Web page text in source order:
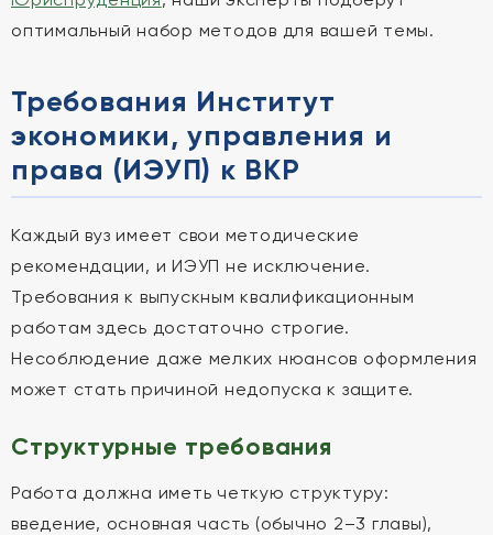
оптимальный набор методов для вашей темы.
Требования Институт
экономики, управления и
права (ИЭУП) к ВКР
Каждый вуз имеет свои методические
рекомендации, и ИЭУП не исключение.
Требования к выпускным квалификационным
работам здесь достаточно строгие.
Несоблюдение даже мелких нюансов оформления
может стать причиной недопуска к защите.
Структурные требования
Работа должна иметь четкую структуру:
введение, основная часть (обычно 2–3 главы),